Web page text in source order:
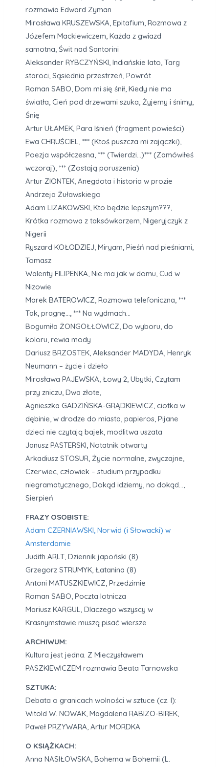
rozmawia Edward Zyman
Mirosława KRUSZEWSKA, Epitafium, Rozmowa z
Józefem Mackiewiczem, Każda z gwiazd
samotna, Świt nad Santorini
Aleksander RYBCZYŃSKI, Indiańskie lato, Targ
staroci, Sąsiednia przestrzeń, Powrót
Roman SABO, Dom mi się śnił, Kiedy nie ma
światła, Cień pod drzewami szuka, Żyjemy i śnimy,
Śnię
Artur UŁAMEK, Para lśnień (fragment powieści)
Ewa CHRUŚCIEL, *** (Ktoś puszcza mi zajączki),
Poezja współczesna, *** (Twierdzi…)*** (Zamówiłeś
wczoraj), *** (Zostają poruszenia)
Artur ZIONTEK, Anegdota i historia w prozie
Andrzeja Żuławskiego
Adam LIZAKOWSKI, Kto będzie lepszym???,
Krótka rozmowa z taksówkarzem, Nigeryjczyk z
Nigerii
Ryszard KOŁODZIEJ, Miryam, Pieśń nad pieśniami,
Tomasz
Walenty FILIPENKA, Nie ma jak w domu, Cud w
Nizowie
Marek BATEROWICZ, Rozmowa telefoniczna, ***
Tak, pragnę…, *** Na wydmach…
Bogumiła ŻONGOŁŁOWICZ, Do wyboru, do
koloru, rewia mody
Dariusz BRZOSTEK, Aleksander MADYDA, Henryk
Neumann – życie i dzieło
Mirosława PAJEWSKA, Łowy 2, Ubytki, Czytam
przy zniczu, Dwa złote,
Agnieszka GADZIŃSKA-GRĄDKIEWICZ, ciotka w
dębinie, w drodze do miasta, papieros, Pijane
dzieci nie czytają bajek, modlitwa uszata
Janusz PASTERSKI, Notatnik otwarty
Arkadiusz STOSUR, Życie normalne, zwyczajne,
Czerwiec, człowiek – studium przypadku
niegramatycznego, Dokąd idziemy, no dokąd…,
Sierpień
FRAZY OSOBISTE:
Adam CZERNIAWSKI, Norwid (i Słowacki) w
Amsterdamie
Judith ARLT, Dziennik japoński (8)
Grzegorz STRUMYK, Łatanina (8)
Antoni MATUSZKIEWICZ, Przedzimie
Roman SABO, Poczta lotnicza
Mariusz KARGUL, Dlaczego wszyscy w
Krasnymstawie muszą pisać wiersze
ARCHIWUM:
Kultura jest jedna. Z Mieczysławem
PASZKIEWICZEM rozmawia Beata Tarnowska
SZTUKA:
Debata o granicach wolności w sztuce (cz. I):
Witold W. NOWAK, Magdalena RABIZO-BIREK,
Paweł PRZYWARA, Artur MORDKA
O KSIĄŻKACH:
Anna NASIŁOWSKA, Bohema w Bohemii (L.